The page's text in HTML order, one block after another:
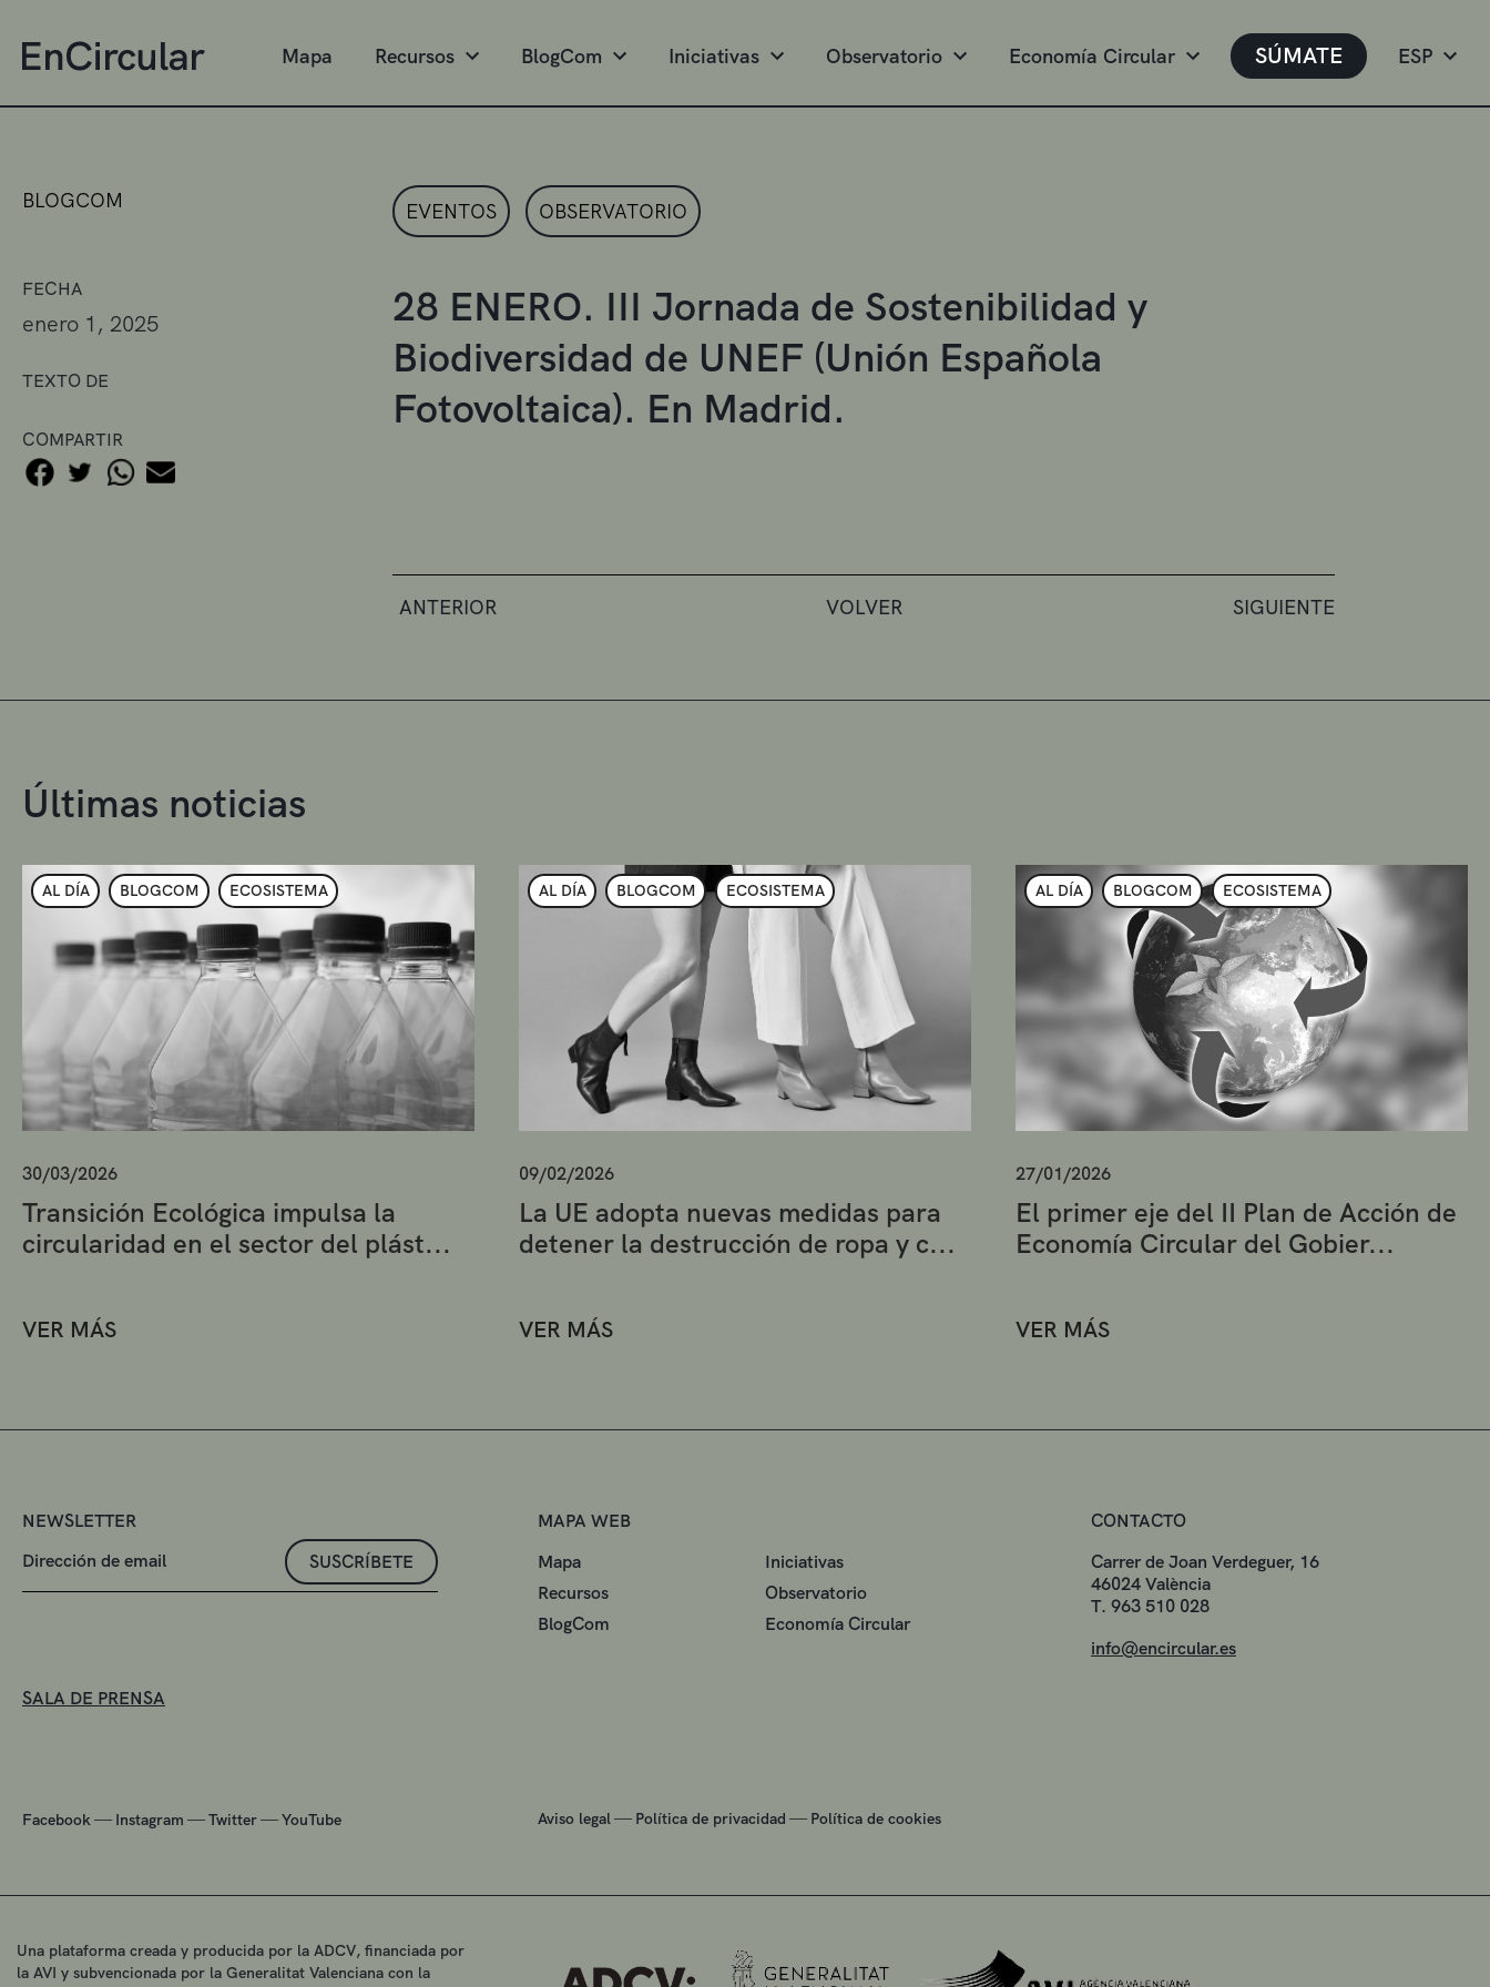
Mapa Recursos BlogCom Iniciativas Observatorio Economía Circular SÚMATE ESP
BLOGCOM
FECHA
enero 1, 2025
TEXTO DE
COMPARTIR
EVENTOS OBSERVATORIO
28 ENERO. III Jornada de Sostenibilidad y
Biodiversidad de UNEF (Unión Española
Fotovoltaica). En Madrid.
ANTERIOR VOLVER SIGUIENTE
Últimas noticias
AL DÍA BLOGCOM ECOSISTEMA
30/03/2026
Transición Ecológica impulsa la
circularidad en el sector del plást...
VER MÁS
AL DÍA BLOGCOM ECOSISTEMA
09/02/2026
La UE adopta nuevas medidas para
detener la destrucción de ropa y c...
VER MÁS
AL DÍA BLOGCOM ECOSISTEMA
27/01/2026
El primer eje del II Plan de Acción de
Economía Circular del Gobier...
VER MÁS
NEWSLETTER
SUSCRÍBETE
SALA DE PRENSA
Facebook — Instagram —Twitter—YouTube
MAPA WEB
Mapa
Iniciativas
Recursos
Observatorio
BlogCom
Economía Circular
Aviso legal — Política de privacidad — Política de cookies
CONTACTO
Carrer de Joan Verdeguer, 16
46024 València
T. 963 510 028
info@encircular.es
Una plataforma creada y producida por la ADCV, financiada por
la AVI y subvencionada por la Generalitat Valenciana con la